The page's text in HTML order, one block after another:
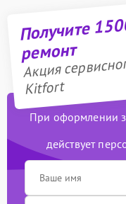
Получите
ремонт
Акция
Kitfort
При оформлении
действует